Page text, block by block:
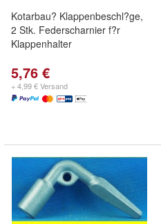
Kotarbau? Klappenbeschl?ge,
2 Stk. Federscharnier f?r
Klappenhalter
5,76 €
+ 4,99 € Versand